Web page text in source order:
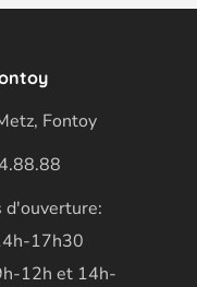
Fontoy
d'ouverture:
17h30
12h et 14h-